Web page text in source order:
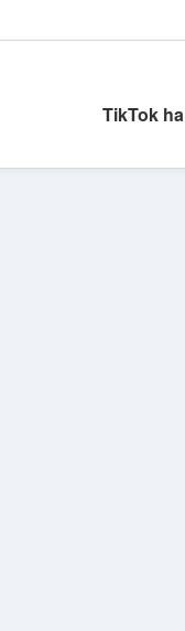
TikTok